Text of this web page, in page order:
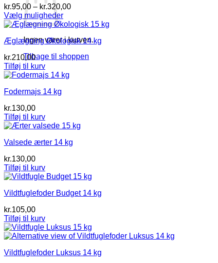
Ingen varer i kurven.
Tilbage til shoppen
kr.95,00 – kr.320,00Prisinterval:
til
Vælg muligheder
Dette
har
varianter.
Mulighederne
kan
på
varesiden
Æglægning Økologisk 14 kg
kr.210,00
Tilføj til kurv
Fodermajs 14 kg
kr.130,00
Tilføj til kurv
Valsede ærter 14 kg
kr.130,00
Tilføj til kurv
Vildtfuglefoder Budget 14 kg
kr.105,00
Tilføj til kurv
Vildtfuglefoder Luksus 14 kg